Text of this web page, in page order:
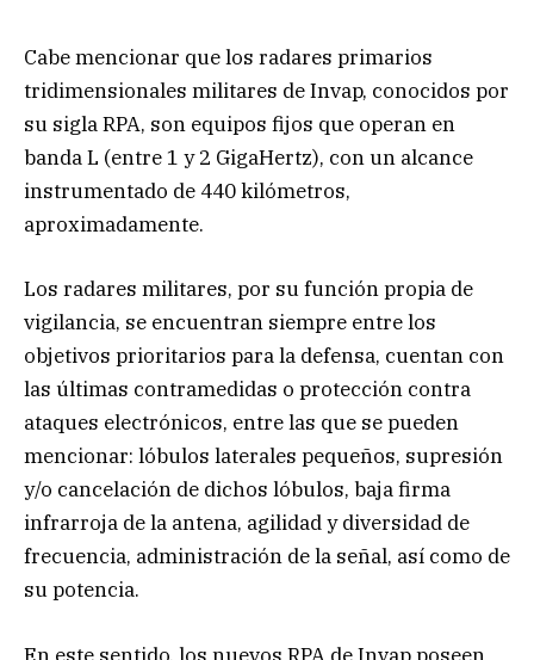
Cabe mencionar que los radares primarios
tridimensionales militares de Invap, conocidos por
su sigla RPA, son equipos fijos que operan en
banda L (entre 1 y 2 GigaHertz), con un alcance
instrumentado de 440 kilómetros,
aproximadamente.
Los radares militares, por su función propia de
vigilancia, se encuentran siempre entre los
objetivos prioritarios para la defensa, cuentan con
las últimas contramedidas o protección contra
ataques electrónicos, entre las que se pueden
mencionar: lóbulos laterales pequeños, supresión
y/o cancelación de dichos lóbulos, baja firma
infrarroja de la antena, agilidad y diversidad de
frecuencia, administración de la señal, así como de
su potencia.